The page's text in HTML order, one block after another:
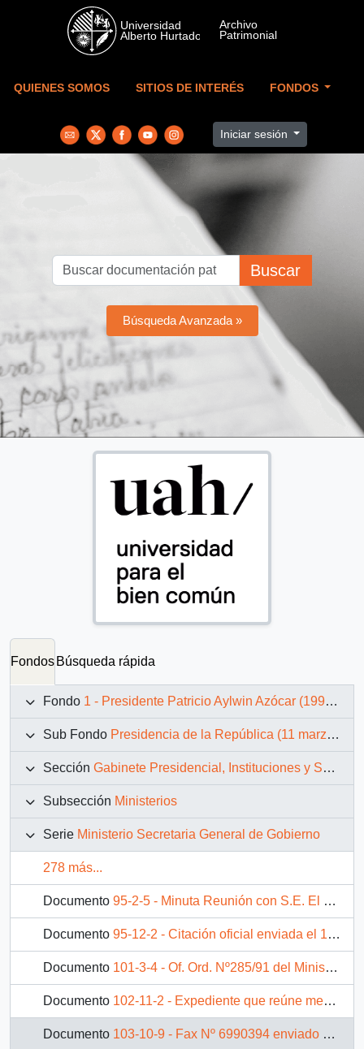
Skip to main content
QUIENES SOMOS SITIOS DE INTERÉS FONDOS
Iniciar sesión
Buscar
Búsqueda Avanzada »
Fondos Búsqueda rápida
Fondo 1 - Presidente Patricio Aylwin Azócar (1990-1994)
Sub Fondo Presidencia de la República (11 marzo 1990 – 11 marzo 1994)
Sección Gabinete Presidencial, Instituciones y Servicios
Subsección Ministerios
Serie Ministerio Secretaria General de Gobierno
278 más...
Documento 95-2-5 - Minuta Reunión con S.E. El Presidente de la República - Tema: Secretaría General de Gobierno
Documento 95-12-2 - Citación oficial enviada el 1 de marzo de 1994 por el Ministro Secretario General de Gobierno, Enrique Correa, dirigida a los ministros de Estado
Documento 101-3-4 - Of. Ord. Nº285/91 del Ministerio Secretaría General de Gobierno XIIa. Región dirigida al Jefe de Gabinete de la Presidencia de la República, Sr. Carlos Bascuñán Edwards
Documento 102-11-2 - Expediente que reúne memorándum y antecedentes financieros relativos a los gastos de la Transmisión del Mando Presidencial de 1990 y a obligaciones económicas asociadas
Documento 103-10-9 - Fax Nº 6990394 enviado por la Secretaria Regional Ministerial de Gobierno de la VII Región al Subsecretario del Interior, mediante el cual remite un listado de proyectos sociales de urgencia correspondientes a las provincias de Curicó y Talca